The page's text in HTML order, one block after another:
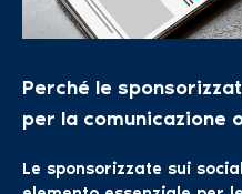
Perché le
per la comunicazione
Le sponsorizzate sui